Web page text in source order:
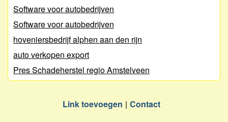
Software voor autobedrijven
Software voor autobedrijven
hoveniersbedrijf alphen aan den rijn
auto verkopen export
Pres Schadeherstel regio Amstelveen
Link toevoegen Contact